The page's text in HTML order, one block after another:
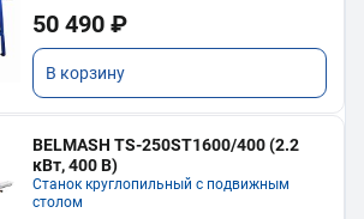
50 490 ₽
В корзину
BELMASH TS-250ST1600/400 (2.2
кВт, 400 В)
Станок круглопильный с подвижным
столом